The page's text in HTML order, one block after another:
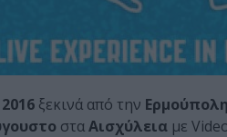
ξεκινά από την Ερμούπολη
σταΑισχύλεια με